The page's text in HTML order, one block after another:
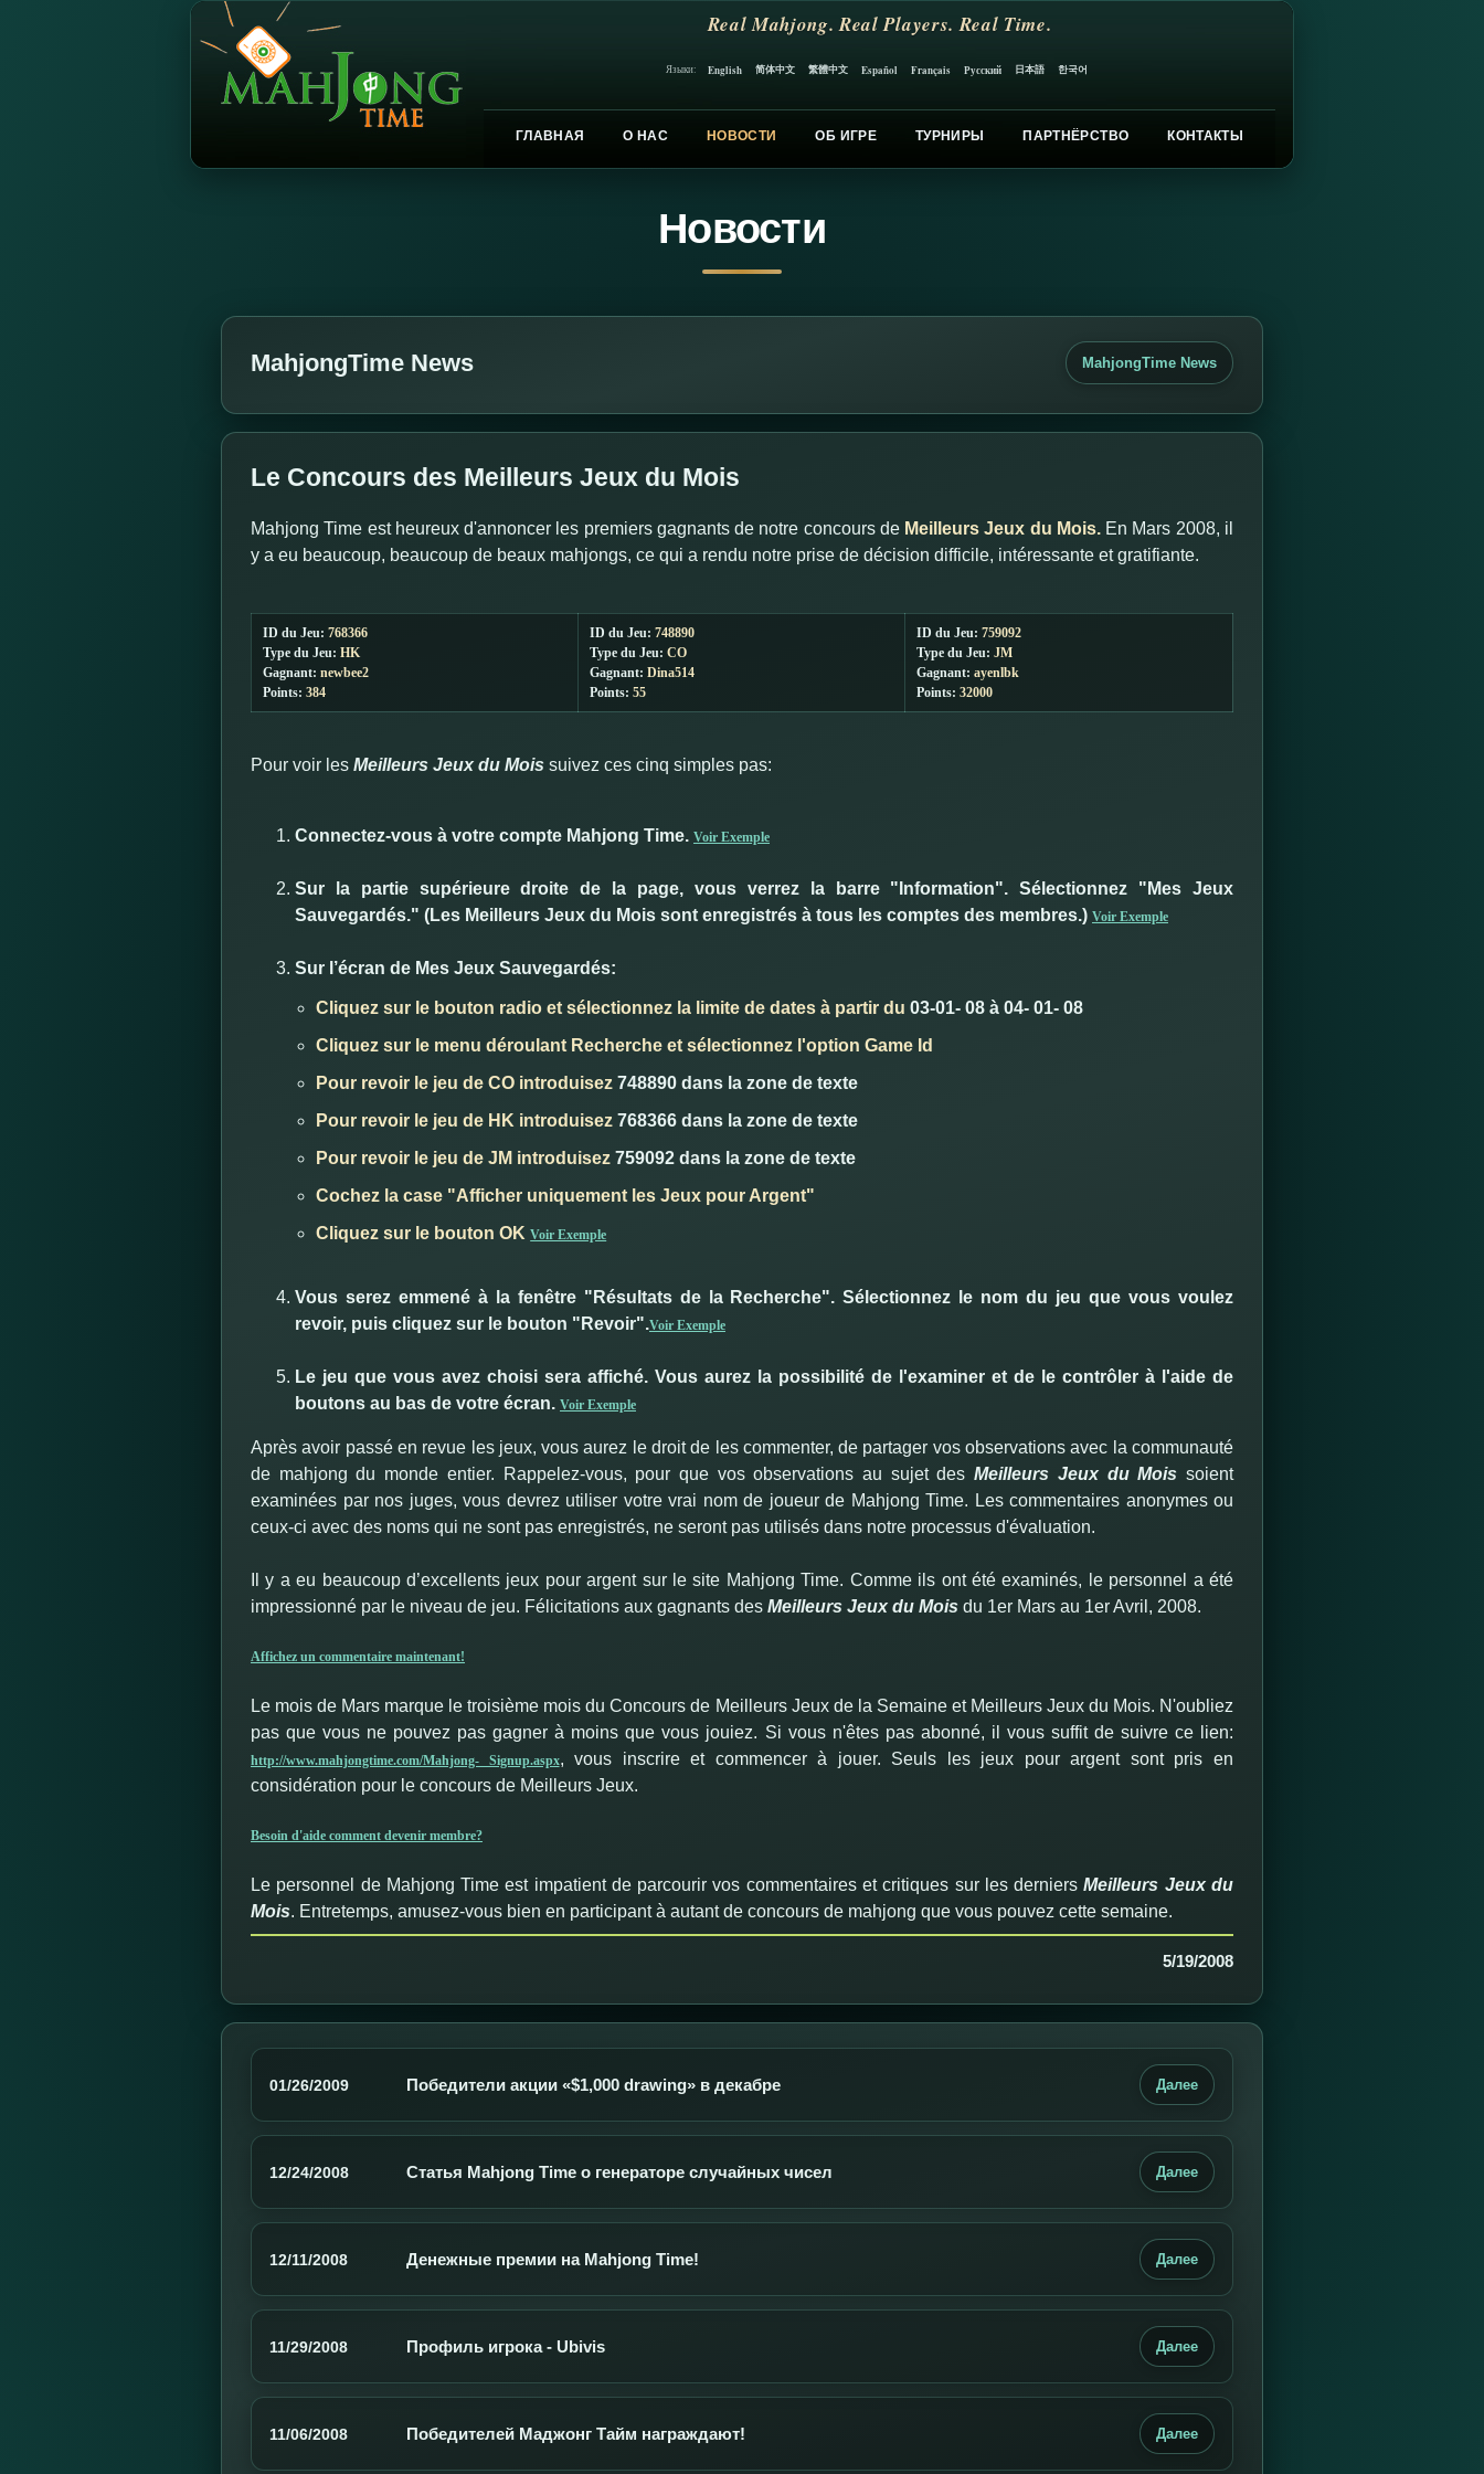
Real Mahjong. Real Players. Real Time.
Языки: English 简体中文 繁體中文 Español Français Русский 日本語 한국어
ГЛАВНАЯ О НАС НОВОСТИ ОБ ИГРЕ ТУРНИРЫ ПАРТНЁРСТВО КОНТАКТЫ
Новости
MahjongTime News MahjongTime News
Le Concours des Meilleurs Jeux du Mois
Mahjong Time est heureux d'annoncer les premiers gagnants de notre concours de Meilleurs Jeux du Mois. En Mars 2008, il
y a eu beaucoup, beaucoup de beaux mahjongs, ce qui a rendu notre prise de décision difficile, intéressante et gratifiante.
ID du Jeu: 768366
Type du Jeu: HK
Gagnant: newbee2
Points: 384
ID du Jeu: 748890
Type du Jeu: CO
Gagnant: Dina514
Points: 55
ID du Jeu: 759092
Type du Jeu: JM
Gagnant: ayenlbk
Points: 32000
Pour voir les Meilleurs Jeux du Mois suivez ces cinq simples pas:
Connectez-vous à votre compte Mahjong Time. Voir Exemple
Sur la partie supérieure droite de la page, vous verrez la barre "Information". Sélectionnez "Mes Jeux
Sauvegardés." (Les Meilleurs Jeux du Mois sont enregistrés à tous les comptes des membres.) Voir Exemple
Sur l’écran de Mes Jeux Sauvegardés:
Cliquez sur le bouton radio et sélectionnez la limite de dates à partir du03-01- 08 à 04- 01- 08
Cliquez sur le menu déroulant Recherche et sélectionnez l'option Game Id
Pour revoir le jeu de CO introduisez748890 dans la zone de texte
Pour revoir le jeu de HK introduisez768366 dans la zone de texte
Pour revoir le jeu de JM introduisez759092 dans la zone de texte
Cochez la case "Afficher uniquement les Jeux pour Argent"
Cliquez sur le bouton OK Voir Exemple
Vous serez emmené à la fenêtre "Résultats de la Recherche". Sélectionnez le nom du jeu que vous voulez
revoir, puis cliquez sur le bouton "Revoir".Voir Exemple
Le jeu que vous avez choisi sera affiché. Vous aurez la possibilité de l'examiner et de le contrôler à l'aide de
boutons au bas de votre écran. Voir Exemple
Après avoir passé en revue les jeux, vous aurez le droit de les commenter, de partager vos observations avec la communauté
de mahjong du monde entier. Rappelez-vous, pour que vos observations au sujet desMeilleurs Jeux du Mois soient
examinées par nos juges, vous devrez utiliser votre vrai nom de joueur de Mahjong Time. Les commentaires anonymes ou
ceux-ci avec des noms qui ne sont pas enregistrés, ne seront pas utilisés dans notre processus d'évaluation.
Il y a eu beaucoup d’excellents jeux pour argent sur le site Mahjong Time. Comme ils ont été examinés, le personnel a été
impressionné par le niveau de jeu. Félicitations aux gagnants des Meilleurs Jeux du Mois du 1er Mars au 1er Avril, 2008.
Affichez un commentaire maintenant!
Le mois de Mars marque le troisième mois du Concours de Meilleurs Jeux de la Semaine et Meilleurs Jeux du Mois. N'oubliez
pas que vous ne pouvez pas gagner à moins que vous jouiez. Si vous n'êtes pas abonné, il vous suffit de suivre ce lien:
http://www.mahjongtime.com/Mahjong- Signup.aspx,vous inscrire et commencer à jouer. Seuls les jeux pour argent sont pris en
considération pour le concours de Meilleurs Jeux.
Besoin d'aide comment devenir membre?
Le personnel de Mahjong Time est impatient de parcourir vos commentaires et critiques sur les derniersMeilleurs Jeux du
Mois. Entretemps, amusez-vous bien en participant à autant de concours de mahjong que vous pouvez cette semaine.
5/19/2008
01/26/2009 Победители акции «$1,000 drawing» в декабре Далее
12/24/2008 Статья Mahjong Time о генераторе случайных чисел Далее
12/11/2008 Денежные премии на Mahjong Time! Далее
11/29/2008 Профиль игрока - Ubivis Далее
11/06/2008 Победителей Маджонг Тайм награждают! Далее